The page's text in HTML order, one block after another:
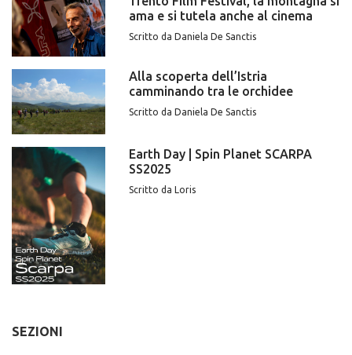
ama e si tutela anche al cinema
Scritto da Daniela De Sanctis
Alla scoperta dell’Istria
camminando tra le orchidee
Scritto da Daniela De Sanctis
Earth Day | Spin Planet SCARPA
SS2025
Scritto da Loris
SEZIONI